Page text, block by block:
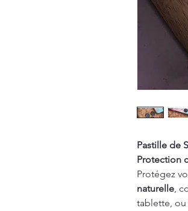
Pastille de
Protection
Protégez
naturelle,
tablette,